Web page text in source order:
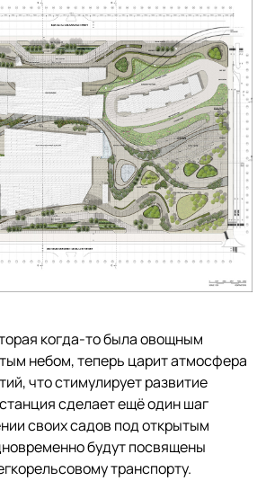
когда-то была овощным
небом, теперь царит атмосфера
что стимулирует развитие
сделает ещё один шаг
своих садов под открытым
будут посвящены
транспорту.